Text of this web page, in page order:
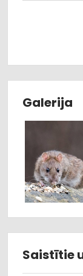
Galerija
Saistītie